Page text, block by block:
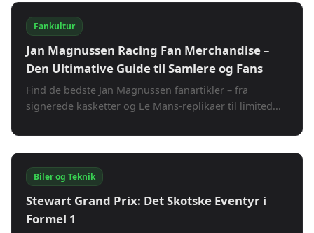
Fankultur
Jan Magnussen Racing Fan Merchandise –
Den Ultimative Guide til Samlere og Fans
Find de bedste Jan Magnussen fanartikler – fra
signerede kasketter og Le Mans-replikaer til limited...
Biler og Teknik
Stewart Grand Prix: Det Skotske Eventyr i
Formel 1